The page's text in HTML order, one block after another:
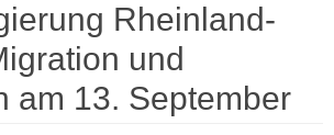
Rheinland-
und
am 13. September